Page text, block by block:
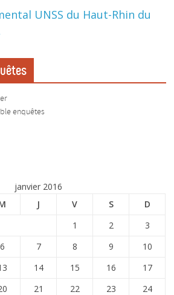
UNSS du Haut-Rhin du
enquêtes
janvier 2016
J V S
D
1
2
3
6 7 8 9
10
14 15 16
17
21 22 23
24